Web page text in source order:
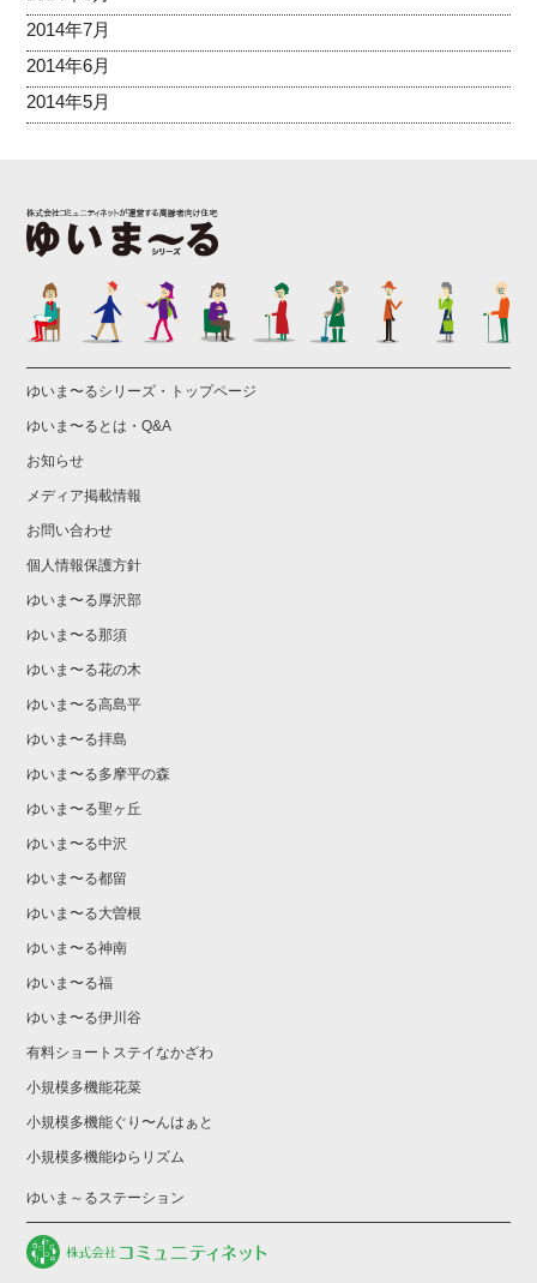
2014年7月
2014年6月
2014年5月
ゆいま〜るシリーズ・トップページ
ゆいま〜るとは・Q&A
お知らせ
メディア掲載情報
お問い合わせ
個人情報保護方針
ゆいま〜る厚沢部
ゆいま〜る那須
ゆいま〜る花の木
ゆいま〜る高島平
ゆいま〜る拝島
ゆいま〜る多摩平の森
ゆいま〜る聖ヶ丘
ゆいま〜る中沢
ゆいま〜る都留
ゆいま〜る大曽根
ゆいま〜る神南
ゆいま〜る福
ゆいま〜る伊川谷
有料ショートステイなかざわ
小規模多機能花菜
小規模多機能ぐり〜んはぁと
小規模多機能ゆらリズム
ゆいま～るステーション